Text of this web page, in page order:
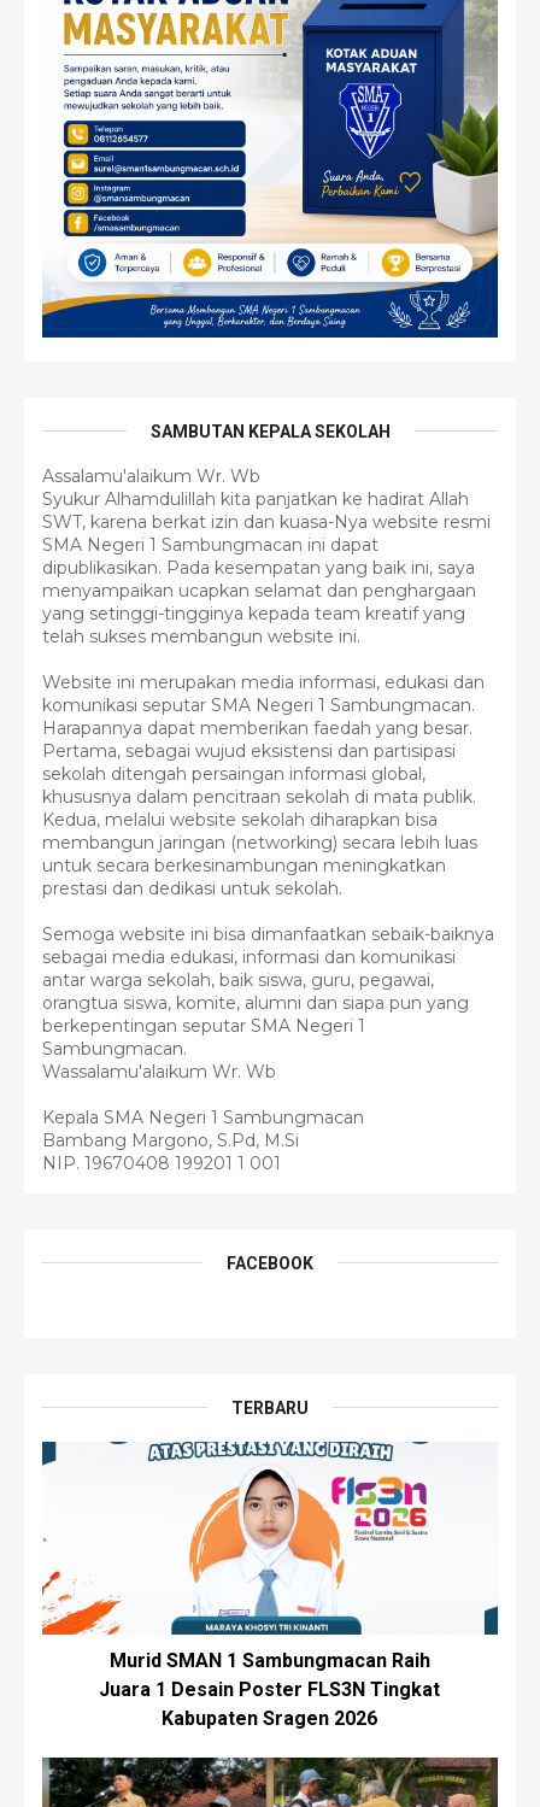
SAMBUTAN KEPALA SEKOLAH
Assalamu'alaikum Wr. Wb
Syukur Alhamdulillah kita panjatkan ke hadirat Allah
SWT, karena berkat izin dan kuasa-Nya website resmi
SMA Negeri 1 Sambungmacan ini dapat
dipublikasikan. Pada kesempatan yang baik ini, saya
menyampaikan ucapkan selamat dan penghargaan
yang setinggi-tingginya kepada team kreatif yang
telah sukses membangun website ini.
Website ini merupakan media informasi, edukasi dan
komunikasi seputar SMA Negeri 1 Sambungmacan.
Harapannya dapat memberikan faedah yang besar.
Pertama, sebagai wujud eksistensi dan partisipasi
sekolah ditengah persaingan informasi global,
khususnya dalam pencitraan sekolah di mata publik.
Kedua, melalui website sekolah diharapkan bisa
membangun jaringan (networking) secara lebih luas
untuk secara berkesinambungan meningkatkan
prestasi dan dedikasi untuk sekolah.
Semoga website ini bisa dimanfaatkan sebaik-baiknya
sebagai media edukasi, informasi dan komunikasi
antar warga sekolah, baik siswa, guru, pegawai,
orangtua siswa, komite, alumni dan siapa pun yang
berkepentingan seputar SMA Negeri 1
Sambungmacan.
Wassalamu'alaikum Wr. Wb
Kepala SMA Negeri 1 Sambungmacan
Bambang Margono, S.Pd, M.Si
NIP. 19670408 199201 1 001
FACEBOOK
TERBARU
Murid SMAN 1 Sambungmacan Raih
Juara 1 Desain Poster FLS3N Tingkat
Kabupaten Sragen 2026